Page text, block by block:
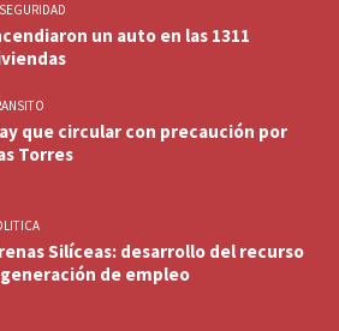
un auto en las 1311
que circular con precaución por
Torres
Silíceas: desarrollo del recurso
de empleo